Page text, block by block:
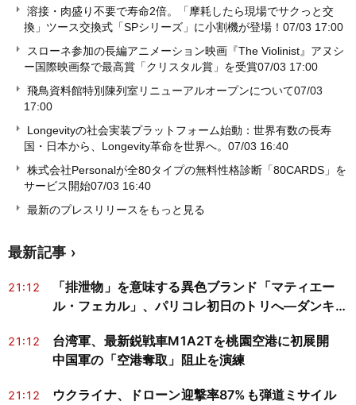
溶接・肉盛り不要で寿命2倍。「摩耗したら現場でサクっと交
換」ツース交換式「SPシリーズ」に小割機が登場！ 07/03 17:00
スローネ参加の長編アニメーション映画『The Violinist』アヌシ
ー国際映画祭で最高賞「クリスタル賞」を受賞07/03 17:00
飛鳥資料館特別陳列室リニューアルオープンについて07/03
17:00
Longevityの社会実装プラットフォーム始動：世界有数の長寿
国・日本から、Longevity革命を世界へ。 07/03 16:40
株式会社Personalが全80タイプの無料性格診断「80CARDS」を
サービス開始07/03 16:40
最新のプレスリリースをもっと見る
最新記事
21:12
「排泄物」を意味する異色ブランド「マティエー
ル・フェカル」、パリコレ初日のトリへ―ダンキン
21:12
台湾軍、最新鋭戦車M1A2Tを桃園空港に初展開
中国軍の「空港奪取」阻止を演練
21:12
ウクライナ、ドローン迎撃率87%も弾道ミサイル